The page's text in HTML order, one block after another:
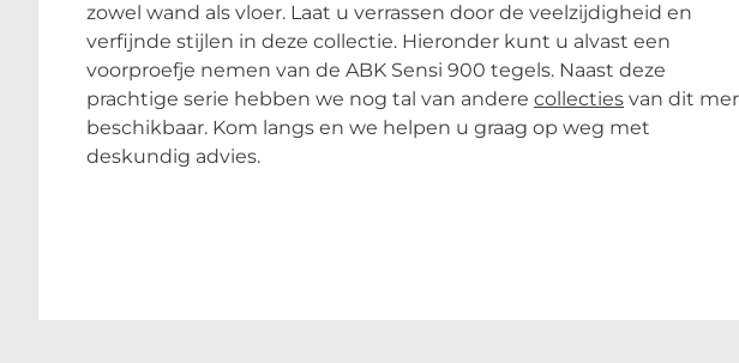
zowel wand als vloer. Laat u verrassen door de veelzijdigheid en
verfijnde stijlen in deze collectie. Hieronder kunt u alvast een
voorproefje nemen van de ABK Sensi 900 tegels. Naast deze
prachtige serie hebben we nog tal van andere collecties van dit
beschikbaar. Kom langs en we helpen u graag op weg met
deskundig advies.